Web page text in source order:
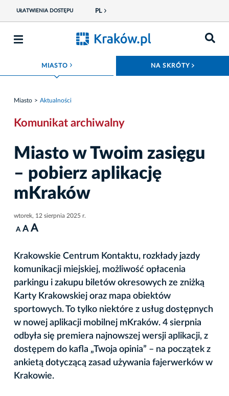
UŁATWIENIA DOSTĘPU PL
MIASTO ROZWIŃ MENU NA SKRÓTY
Miasto Aktualności
Komunikat archiwalny
Miasto w Twoim zasięgu
– pobierz aplikację
mKraków
wtorek, 12 sierpnia 2025 r.
A A A
Krakowskie Centrum Kontaktu, rozkłady jazdy
komunikacji miejskiej, możliwość opłacenia
parkingu i zakupu biletów okresowych ze zniżką
Karty Krakowskiej oraz mapa obiektów
sportowych. To tylko niektóre z usług dostępnych
w nowej aplikacji mobilnej mKraków. 4 sierpnia
odbyła się premiera najnowszej wersji aplikacji, z
dostępem do kafla „Twoja opinia” – na początek z
ankietą dotyczącą zasad używania fajerwerków w
Krakowie.